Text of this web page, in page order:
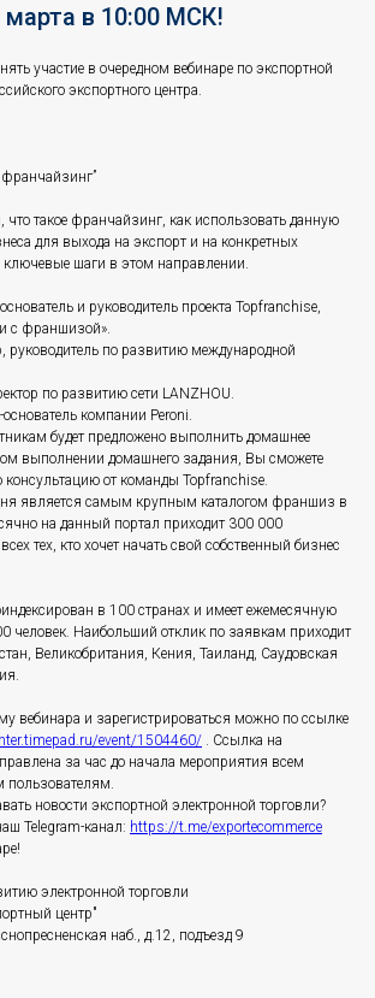
марта в 10:00 МСК!
участие в очередном вебинаре по экспортной
экспортного центра.
франчайзинг”
что такое франчайзинг, как использовать данную
для выхода на экспорт и на конкретных
шаги в этом направлении.
и руководитель проекта Topfranchise,
с франшизой».
руководитель по развитию международной
по развитию сети LANZHOU.
компании Peroni.
будет предложено выполнить домашнее
выполнении домашнего задания, Вы сможете
консультацию от команды Topfranchise.
является самым крупным каталогом франшиз в
на данный портал приходит 300 000
тех, кто хочет начать свой собственный бизнес
в 100 странах и имеет ежемесячную
человек. Наибольший отклик по заявкам приходит
Великобритания, Кения, Таиланд, Саудовская
вебинара и зарегистрироваться можно по ссылке
event/1504460/ . Ссылка на
за час до начала мероприятия всем
пользователям.
новости экспортной электронной торговли?
Telegram-канал: https://t.me/exportecommerce
электронной торговли
центр"
наб., д.12, подъезд 9